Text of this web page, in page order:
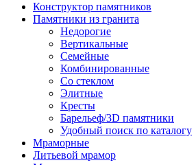
Конструктор памятников
Памятники из гранита
Недорогие
Вертикальные
Семейные
Комбинированные
Со стеклом
Элитные
Кресты
Барельеф/3D памятники
Удобный поиск по каталогу
Мраморные
Литьевой мрамор